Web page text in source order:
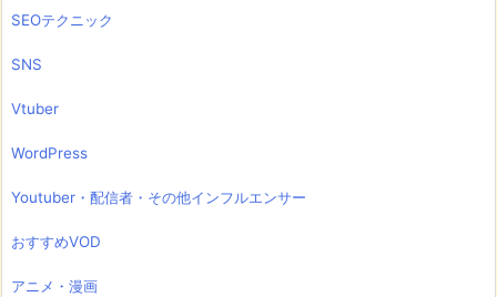
SEOテクニック
SNS
Vtuber
WordPress
Youtuber・配信者・その他インフルエンサー
おすすめVOD
アニメ・漫画